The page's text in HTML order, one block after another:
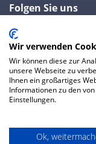
Folgen Sie uns
FAQ
Wir verwenden
Wir können diese zur
unsere Webseite zu
Ihnen ein großartiges
Informationen zu den
Einstellungen.
Ok,